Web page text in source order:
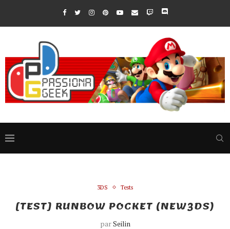
3DS Tests
[TEST] RUNBOW POCKET (NEW3DS)
parSeilin